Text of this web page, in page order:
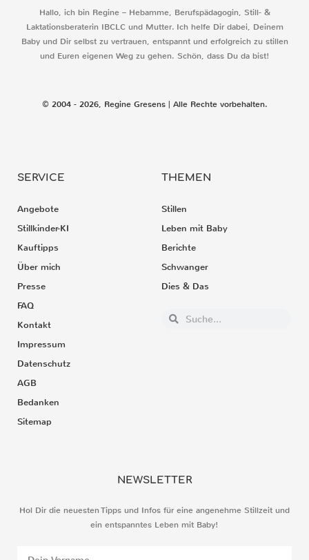
Hallo, ich bin Regine – Hebamme, Berufspädagogin, Still- &
Laktationsberaterin IBCLC und Mutter. Ich helfe Dir dabei, Deinem
Baby und Dir selbst zu vertrauen, entspannt und erfolgreich zu stillen
und Euren eigenen Weg zu gehen. Schön, dass Du da bist!
© 2004 - 2026, Regine Gresens | Alle Rechte vorbehalten.
SERVICE
Angebote
Stillkinder-KI
Kauftipps
Über mich
Presse
FAQ
Kontakt
Impressum
Datenschutz
AGB
Bedanken
Sitemap
THEMEN
Stillen
Leben mit Baby
Berichte
Schwanger
Dies & Das
NEWSLETTER
Hol Dir die neuesten Tipps und Infos für eine angenehme Stillzeit und
ein entspanntes Leben mit Baby!